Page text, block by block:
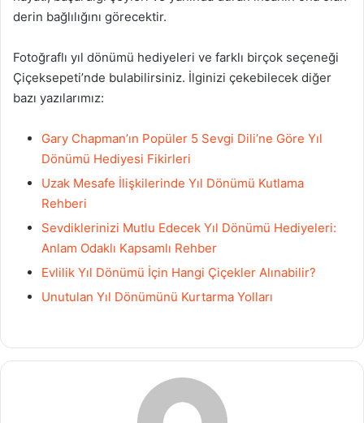
derin bağlılığını görecektir.
Fotoğraflı yıl dönümü hediyeleri ve farklı birçok seçeneği
Çiçeksepeti’nde bulabilirsiniz. İlginizi çekebilecek diğer
bazı yazılarımız:
Gary Chapman’ın Popüler 5 Sevgi Dili’ne Göre Yıl
Dönümü Hediyesi Fikirleri
Uzak Mesafe İlişkilerinde Yıl Dönümü Kutlama
Rehberi
Sevdiklerinizi Mutlu Edecek Yıl Dönümü Hediyeleri:
Anlam Odaklı Kapsamlı Rehber
Evlilik Yıl Dönümü İçin Hangi Çiçekler Alınabilir?
Unutulan Yıl Dönümünü Kurtarma Yolları